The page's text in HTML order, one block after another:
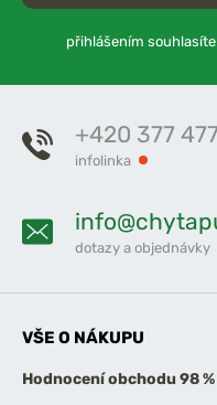
přihlášením
+420 377
infolinka
dotazy a objednávky
VŠE O NÁKUPU
Hodnocení obchodu 98 %